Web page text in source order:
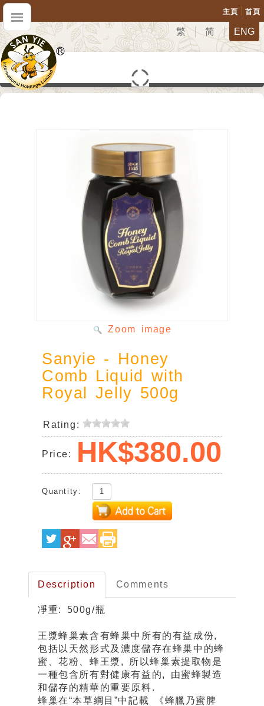
mobile-
主頁 首頁
繁 简 ENG
Zoom image
Sanyie - Honey
Comb Liquid with
Royal Jelly 500g
Rating:
Price: HK$380.00
Quantity:
Description Comments
凈重: 500g/瓶
王漿蜂巢素含有蜂巢中所有的有益成份,
包括以天然形式及濃度儲存在蜂巢中的蜂
蜜、花粉、蜂王漿, 所以蜂巢素提取物是
一種包含所有對健康有益的, 由蜜蜂製造
和儲存的精華的重要原料.
蜂巢在“本草綱目”中記載 《蜂臘乃蜜脾